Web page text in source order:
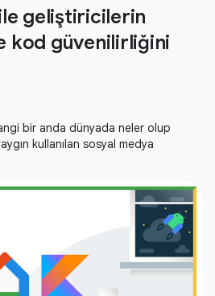
geliştiricilerin
kod güvenilirliğini
bir anda dünyada neler olup
kullanılan sosyal medya